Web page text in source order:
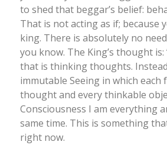
to shed that beggar’s belief:
That is not acting as if; because
king. There is absolutely no
you know. The King’s thought
that is thinking thoughts.
immutable Seeing in which each
thought and every thinkable
Consciousness I am everything
same time. This is something
right now.